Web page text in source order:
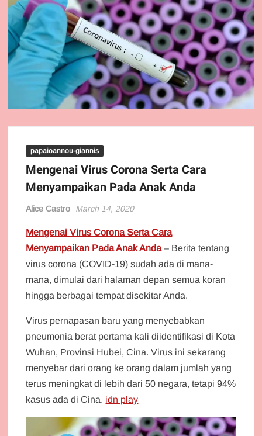
papaioannou-giannis
Mengenai Virus Corona Serta Cara
Menyampaikan Pada Anak Anda
Alice Castro March 14, 2020
Mengenai Virus Corona Serta Cara
Menyampaikan Pada Anak Anda– Berita tentang
virus corona (COVID-19) sudah ada di mana-
mana, dimulai dari halaman depan semua koran
hingga berbagai tempat disekitar Anda.
Virus pernapasan baru yang menyebabkan
pneumonia berat pertama kali diidentifikasi di Kota
Wuhan, Provinsi Hubei, Cina. Virus ini sekarang
menyebar dari orang ke orang dalam jumlah yang
terus meningkat di lebih dari 50 negara, tetapi 94%
kasus ada di Cina. idn play